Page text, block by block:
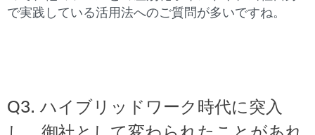
で実践している活用法へのご質問が多いですね。
Q3. ハイブリッドワーク時代に突入